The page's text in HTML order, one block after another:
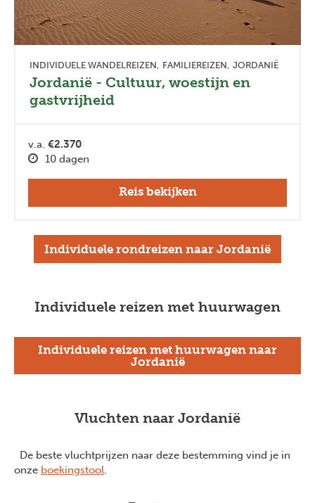
INDIVIDUELE WANDELREIZEN FAMILIEREIZEN JORDANIË
Jordanië - Cultuur, woestijn en
gastvrijheid
v.a. €2.370
10 dagen
Reis bekijken
Individuele rondreizen naar Jordanië
Individuele reizen met huurwagen
Individuele reizen met huurwagen naar
Jordanië
Vluchten naar Jordanië
De beste vluchtprijzen naar deze bestemming vind je in
onze boekingstool.